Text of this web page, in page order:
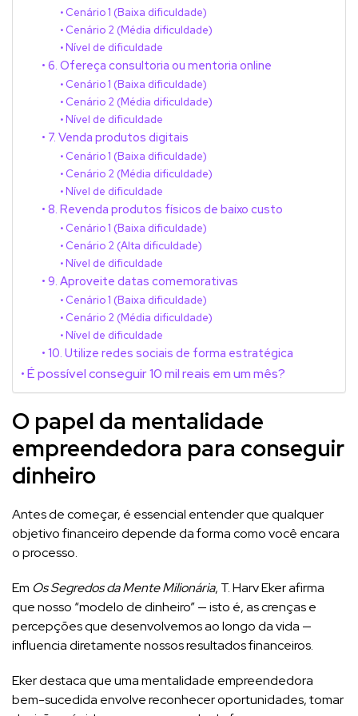
Cenário 1 (Baixa dificuldade)
Cenário 2 (Média dificuldade)
Nível de dificuldade
6. Ofereça consultoria ou mentoria online
Cenário 1 (Baixa dificuldade)
Cenário 2 (Média dificuldade)
Nível de dificuldade
7. Venda produtos digitais
Cenário 1 (Baixa dificuldade)
Cenário 2 (Média dificuldade)
Nível de dificuldade
8. Revenda produtos físicos de baixo custo
Cenário 1 (Baixa dificuldade)
Cenário 2 (Alta dificuldade)
Nível de dificuldade
9. Aproveite datas comemorativas
Cenário 1 (Baixa dificuldade)
Cenário 2 (Média dificuldade)
Nível de dificuldade
10. Utilize redes sociais de forma estratégica
É possível conseguir 10 mil reais em um mês?
O papel da mentalidade
empreendedora para conseguir
dinheiro
Antes de começar, é essencial entender que qualquer
objetivo financeiro depende da forma como você encara
o processo.
Em Os Segredos da Mente Milionária, T. Harv Eker afirma
que nosso “modelo de dinheiro” — isto é, as crenças e
percepções que desenvolvemos ao longo da vida —
influencia diretamente nossos resultados financeiros.
Eker destaca que uma mentalidade empreendedora
bem-sucedida envolve reconhecer oportunidades, tomar